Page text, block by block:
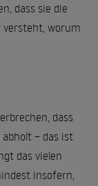
dass sie die
versteht, worum
dass
– das ist
das vielen
insofern,